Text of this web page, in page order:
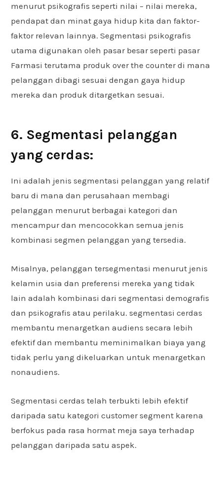
menurut psikografis seperti nilai – nilai mereka,
pendapat dan minat gaya hidup kita dan faktor-
faktor relevan lainnya. Segmentasi psikografis
utama digunakan oleh pasar besar seperti pasar
Farmasi terutama produk over the counter di mana
pelanggan dibagi sesuai dengan gaya hidup
mereka dan produk ditargetkan sesuai.
6. Segmentasi pelanggan
yang cerdas:
Ini adalah jenis segmentasi pelanggan yang relatif
baru di mana dan perusahaan membagi
pelanggan menurut berbagai kategori dan
mencampur dan mencocokkan semua jenis
kombinasi segmen pelanggan yang tersedia.
Misalnya, pelanggan tersegmentasi menurut jenis
kelamin usia dan preferensi mereka yang tidak
lain adalah kombinasi dari segmentasi demografis
dan psikografis atau perilaku. segmentasi cerdas
membantu menargetkan audiens secara lebih
efektif dan membantu meminimalkan biaya yang
tidak perlu yang dikeluarkan untuk menargetkan
nonaudiens.
Segmentasi cerdas telah terbukti lebih efektif
daripada satu kategori customer segment karena
berfokus pada rasa hormat meja saya terhadap
pelanggan daripada satu aspek.